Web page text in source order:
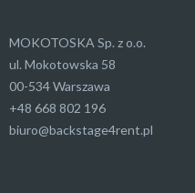
MOKOTOSKA Sp. z o.o.
ul. Mokotowska 58
00-534 Warszawa
+48 668 802 196
biuro@backstage4rent.pl